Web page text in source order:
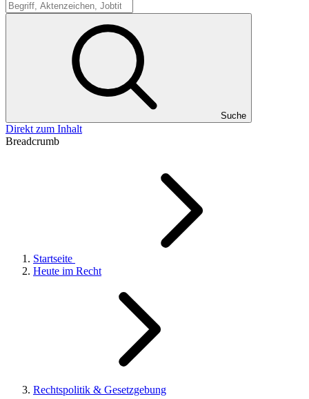
Suche
Suche
Direkt zum Inhalt
Breadcrumb
Startseite
Heute im Recht
Rechtspolitik & Gesetzgebung